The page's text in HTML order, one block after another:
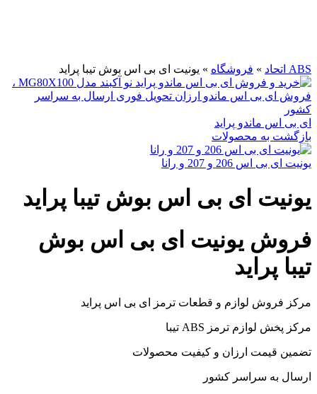
ABS اتحاد
» فروشگاه » یونیت ای بی اس بوش تیبا پراید
ای بی اس ماندو پراید
بازگشت به محصولات
یونیت ای بی اس 206 و 207 و رانا
یونیت ای بی اس بوش تیبا پراید
فروش یونیت ای بی اس بوش
تیبا پراید
مرکز فروش لوازم و قطعات ترمز ای بی اس پراید
مرکز پخش لوازم ترمز ABS تیبا
تضمین قیمت ارزان و کیفیت محصولات
ارسال به سراسر کشور